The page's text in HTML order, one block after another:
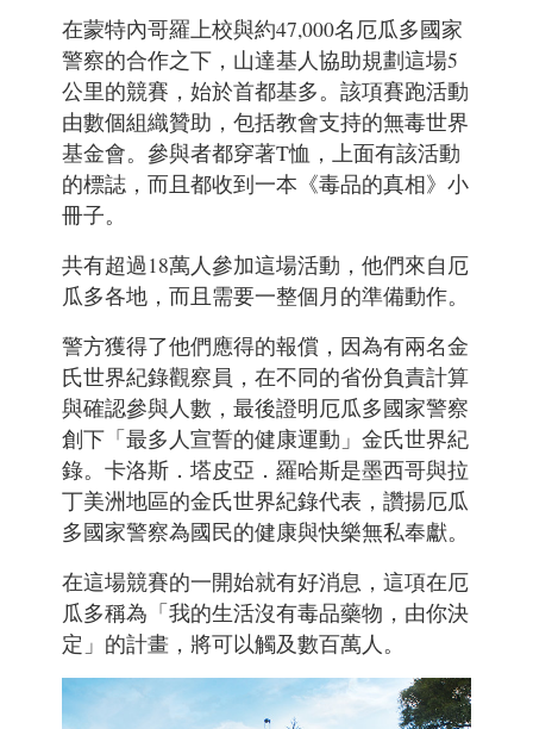
在蒙特內哥羅上校與約47,000名厄瓜多國家
警察的合作之下，山達基人協助規劃這場5
公里的競賽，始於首都基多。該項賽跑活動
由數個組織贊助，包括教會支持的無毒世界
基金會。參與者都穿著T恤，上面有該活動
的標誌，而且都收到一本 《毒品的真相》小
冊子。
共有超過18萬人參加這場活動，他們來自厄
瓜多各地，而且需要一整個月的準備動作。
警方獲得了他們應得的報償，因為有兩名金
氏世界紀錄觀察員，在不同的省份負責計算
與確認參與人數，最後證明厄瓜多國家警察
創下「最多人宣誓的健康運動」金氏世界紀
錄。卡洛斯．塔皮亞．羅哈斯是墨西哥與拉
丁美洲地區的金氏世界紀錄代表，讚揚厄瓜
多國家警察為國民的健康與快樂無私奉獻。
在這場競賽的一開始就有好消息，這項在厄
瓜多稱為「我的生活沒有毒品藥物，由你決
定」的計畫，將可以觸及數百萬人。